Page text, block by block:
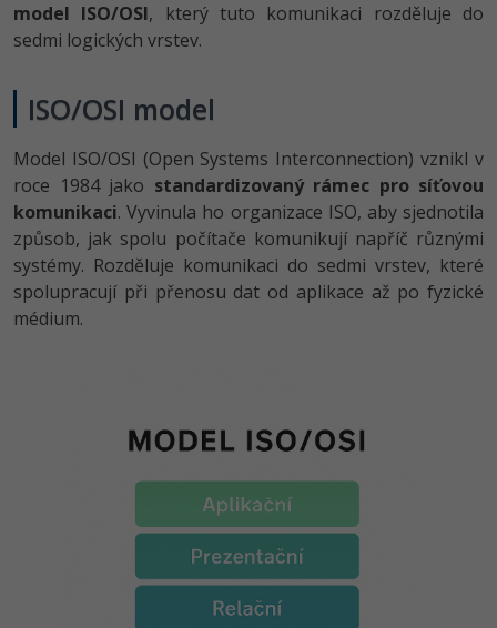
Copywriter
Algoritmy -41%
Více
Fórum
Time management
Sítě
Kybernetická bezpečnost
Elektronický podpis
HTML/CSS -80%
-80%
Adobe Illustrator -80%
Adobe Lightroom -30%
model ISO/OSI, který tuto komunikaci rozděluje do
sedmi logických vrstev.
ISO/OSI model
Model ISO/OSI (Open Systems Interconnection) vznikl v
roce 1984 jako standardizovaný rámec pro síťovou
komunikaci. Vyvinula ho organizace ISO, aby sjednotila
způsob, jak spolu počítače komunikují napříč různými
systémy. Rozděluje komunikaci do sedmi vrstev, které
spolupracují při přenosu dat od aplikace až po fyzické
médium.